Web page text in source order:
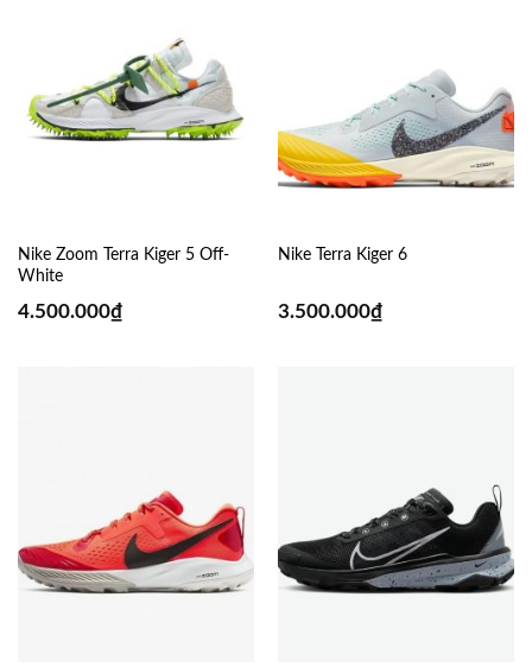
Nike Zoom Terra Kiger 5 Off-
White
4.500.000₫
Nike Terra Kiger 6
3.500.000₫